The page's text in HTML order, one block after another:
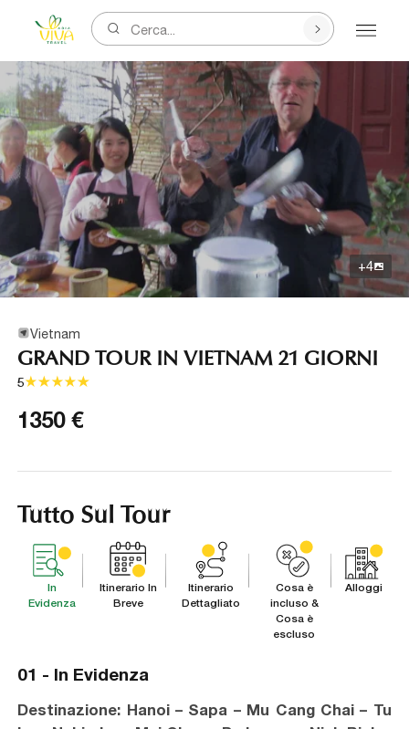
Cerca...
+4
Vietnam
GRAND TOUR IN VIETNAM 21 GIORNI
5
1350 €
Tutto Sul Tour
In
Evidenza
Itinerario In
Breve
Itinerario
Dettagliato
Cosa è
incluso &
Cosa è
escluso
Alloggi
01 - In Evidenza
Destinazione: Hanoi – Sapa – Mu Cang Chai – Tu